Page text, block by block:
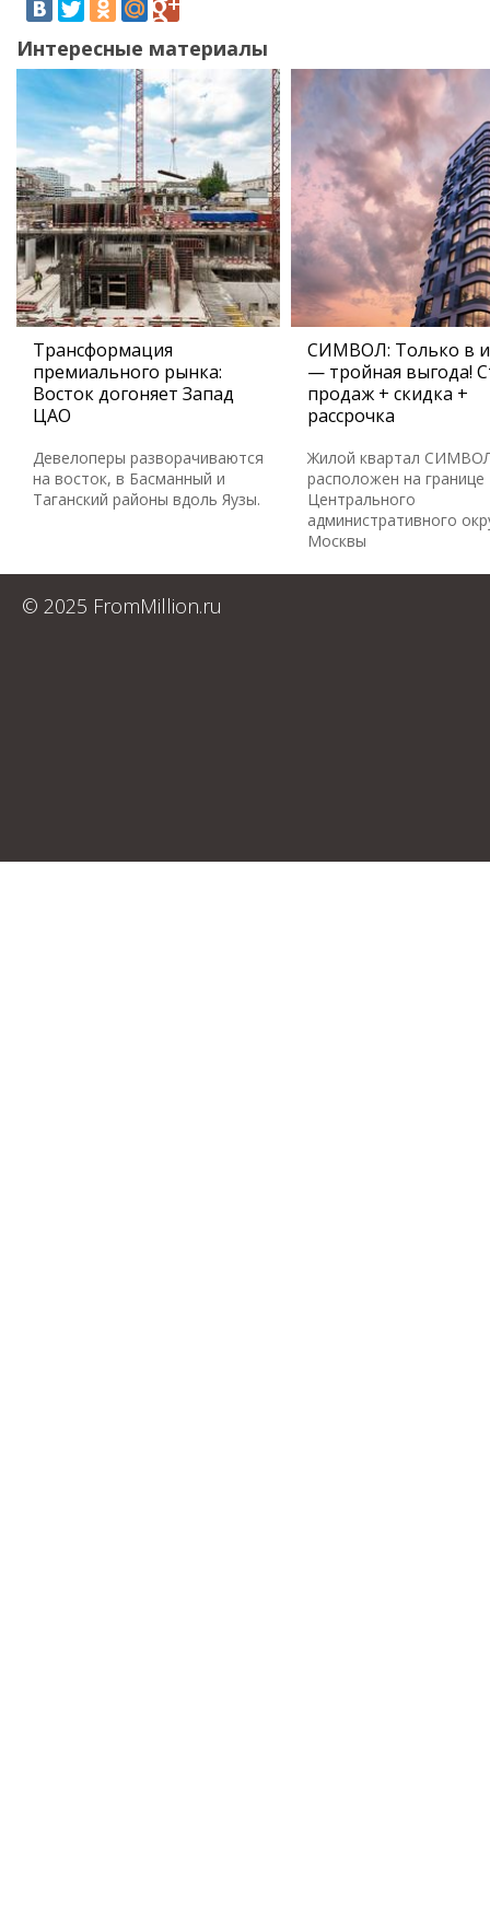
Интересные материалы
Трансформация
премиального рынка:
Восток догоняет Запад
ЦАО
Девелоперы разворачиваются
на восток, в Басманный и
Таганский районы вдоль Яузы.
СИМВОЛ: Только в
— тройная выгода!
продаж + скидка +
рассрочка
Жилой квартал
расположен на границе
Центрального
административного
Москвы
© 2025 FromMillion.ru